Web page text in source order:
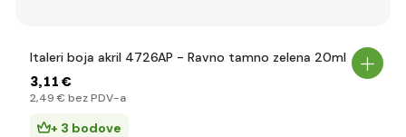
Italeri boja akril 4726AP - Ravno tamno zelena 20ml
3,11 €
2,49 € bez PDV-a
+ 3 bodove